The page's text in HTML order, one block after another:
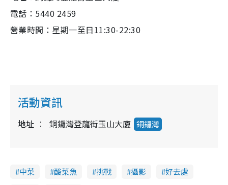
電話：5440 2459
營業時間：星期一至日11:30-22:30
活動資訊
地址 銅鑼灣登龍街玉山大廈 銅鑼灣
中菜 酸菜魚 挑戰 攝影
好去處